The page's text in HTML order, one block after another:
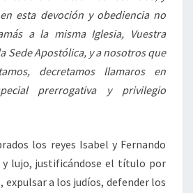
esta devoción y obediencia no
a la misma Iglesia, Vuestra
Sede Apostólica, y a nosotros que
decretamos llamaros en
prerrogativa y privilegio
los reyes Isabel y Fernando
lujo, justificándose el título por
expulsar a los judíos, defender los